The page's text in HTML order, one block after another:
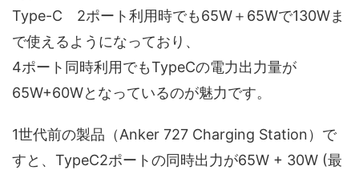
Type-C 2ポート利用時でも65W＋65Wで130Wま
で使えるようになっており、
4ポート同時利用でもTypeCの電力出力量が
65W+60Wとなっているのが魅力です。
1世代前の製品（Anker 727 Charging Station）で
すと、TypeC2ポートの同時出力が65W + 30W (最